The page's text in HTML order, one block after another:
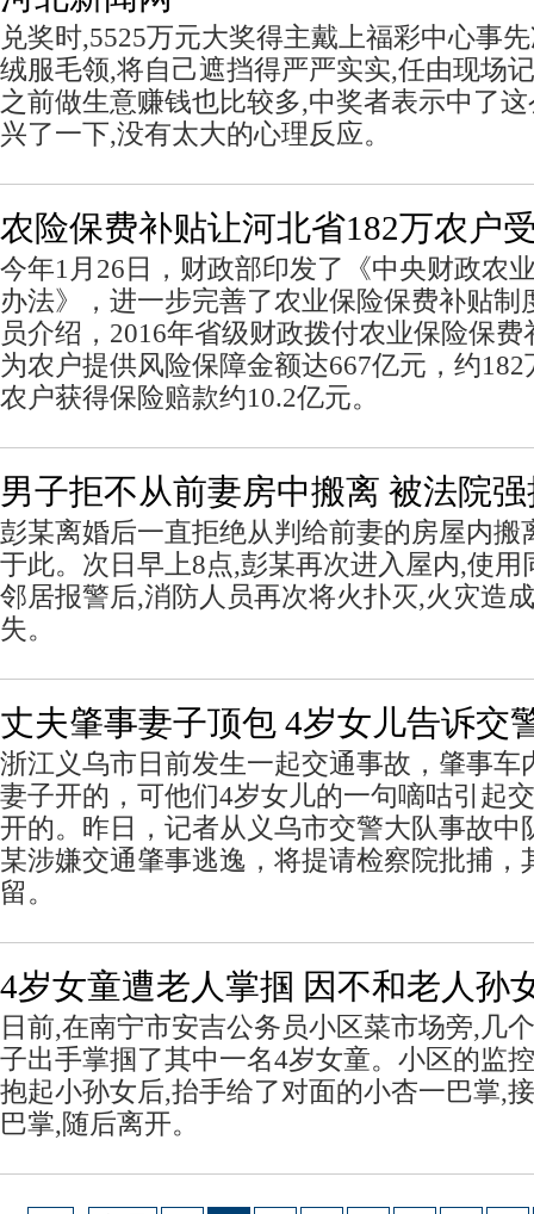
兑奖时,5525万元大奖得主戴上福彩中心事
绒服毛领,将自己遮挡得严严实实,任由现场
之前做生意赚钱也比较多,中奖者表示中了
兴了一下,没有太大的心理反应。
农险保费补贴让河北省182万农户
今年1月26日，财政部印发了《中央财政农
办法》，进一步完善了农业保险保费补贴制
员介绍，2016年省级财政拨付农业保险保
为农户提供风险保障金额达667亿元，约
农户获得保险赔款约10.2亿元。
男子拒不从前妻房中搬离 被法院
彭某离婚后一直拒绝从判给前妻的房屋内搬
于此。次日早上8点,彭某再次进入屋内,使用
邻居报警后,消防人员再次将火扑灭,火灾造
失。
丈夫肇事妻子顶包 4岁女儿告诉交
浙江义乌市日前发生一起交通事故，肇事车
妻子开的，可他们4岁女儿的一句嘀咕引起
开的。昨日，记者从义乌市交警大队事故中
某涉嫌交通肇事逃逸，将提请检察院批捕，
留。
4岁女童遭老人掌掴 因不和老人孙
日前,在南宁市安吉公务员小区菜市场旁,几
子出手掌掴了其中一名4岁女童。小区的监
抱起小孙女后,抬手给了对面的小杏一巴掌,
巴掌,随后离开。